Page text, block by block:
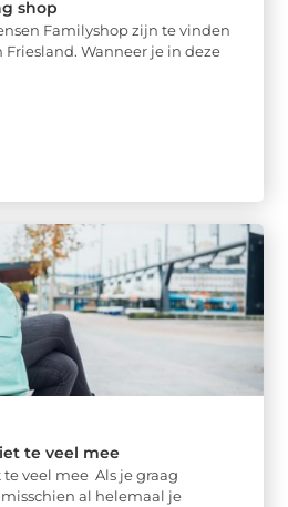
shop
Familyshop zijn te vinden
Wanneer je in deze
te veel mee
veel mee Als je graag
al helemaal je